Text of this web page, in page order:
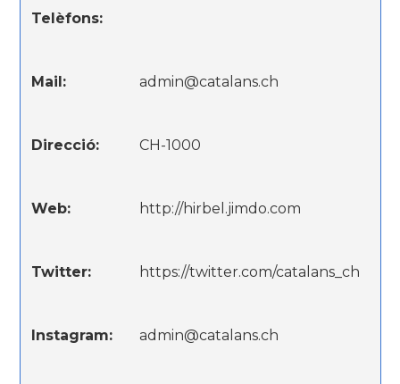
Telèfons:
Mail: admin@catalans.ch
Direcció: CH-1000
Web: http://hirbel.jimdo.com
Twitter: https://twitter.com/catalans_ch
Instagram: admin@catalans.ch